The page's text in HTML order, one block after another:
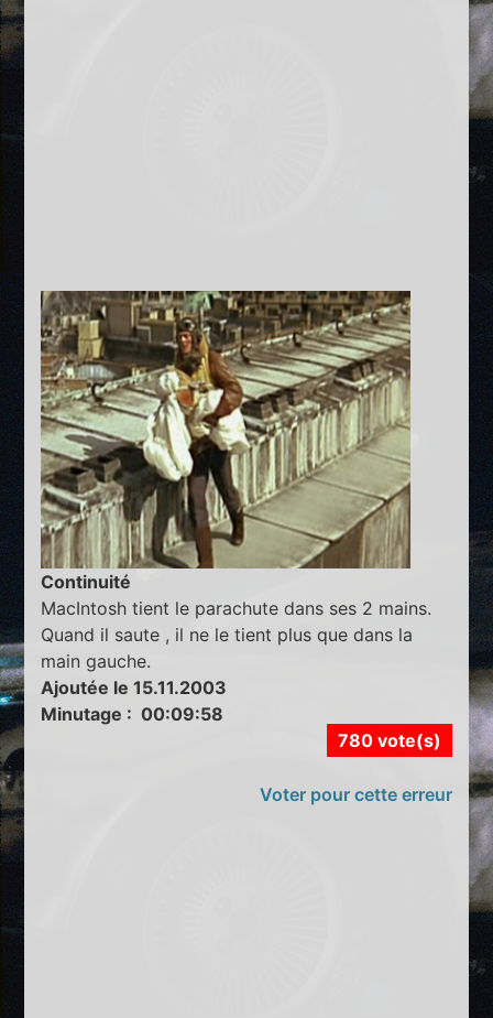
Continuité
MacIntosh tient le parachute dans ses 2 mains.
Quand il saute , il ne le tient plus que dans la
main gauche.
Ajoutée le 15.11.2003
Minutage : 00:09:58
780 vote(s)
Voter pour cette erreur